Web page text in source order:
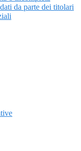
da parte dei titolari